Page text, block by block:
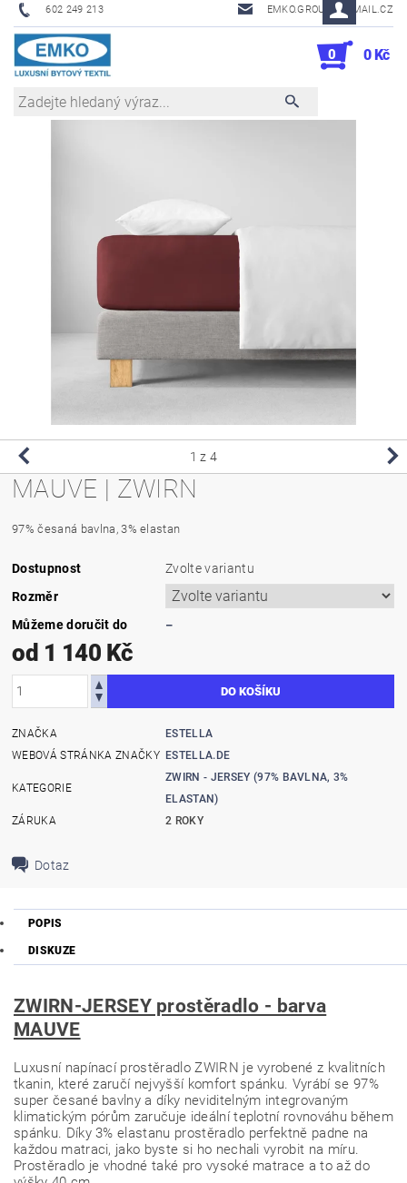
602 249 213 EMKO.GROUSL@EMAIL.CZ
0 0 Kč
1 z 4
MAUVE | ZWIRN
97% česaná bavlna, 3% elastan
Dostupnost
Zvolte variantu
Rozměr
Můžeme doručit do
–
od 1 140 Kč
ZNAČKA
ESTELLA
WEBOVÁ STRÁNKA ZNAČKY ESTELLA.DE
KATEGORIE
ZWIRN - JERSEY (97% BAVLNA, 3%
ELASTAN)
ZÁRUKA
2 ROKY
Dotaz
POPIS
DISKUZE
ZWIRN-JERSEY prostěradlo - barva
MAUVE
Luxusní napínací prostěradlo ZWIRN je vyrobené z kvalitních
tkanin, které zaručí nejvyšší komfort spánku. Vyrábí se 97%
super česané bavlny a díky neviditelným integrovaným
klimatickým pórům zaručuje ideální teplotní rovnováhu během
spánku. Díky 3% elastanu prostěradlo perfektně padne na
každou matraci, jako byste si ho nechali vyrobit na míru.
Prostěradlo je vhodné také pro vysoké matrace a to až do